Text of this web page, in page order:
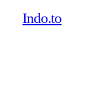
Indo.to